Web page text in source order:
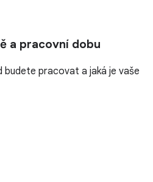
a pracovní dobu
budete pracovat a jaká je vaše